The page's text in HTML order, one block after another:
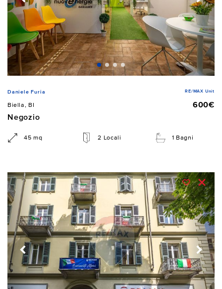
Daniele Furia RE/MAX Unit
Biella, BI
600€
Negozio
45 mq 2 Locali 1 Bagni